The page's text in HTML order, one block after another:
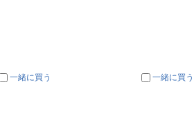
一緒に買う 一緒に買う